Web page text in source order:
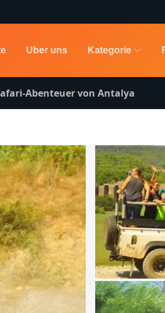
Uber uns Kategorie
Abenteuer von Antalya